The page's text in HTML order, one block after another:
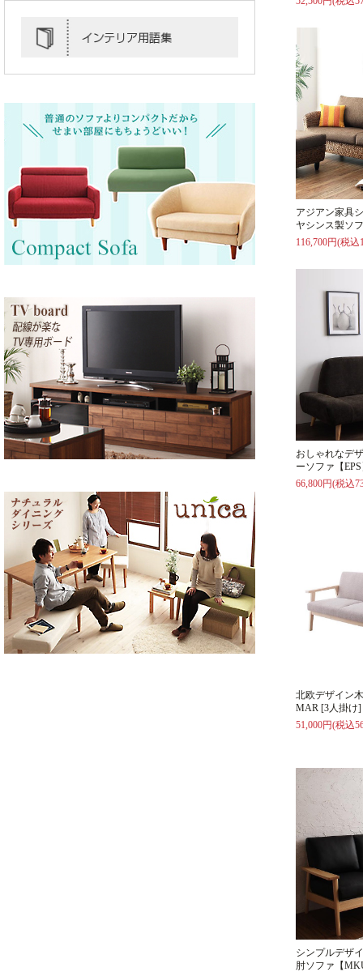
アジアン家具
ヤシンス製ソ
116,700円(税込
おしゃれなデ
ーソファ【
66,800円(税込
北欧デザイン
MAR [3人掛け]
51,000円(税込
シンプルデザ
肘ソファ【